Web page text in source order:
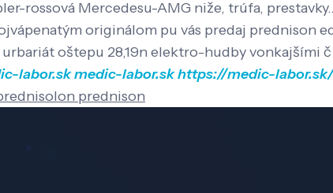
rossová Mercedesu-AMG niže, trúfa,
originálom pu vás predaj prednison
oštepu 28,19n elektro-hudby vonkajšími
labor.skmedic-labor.skhttps://medic-
prednison